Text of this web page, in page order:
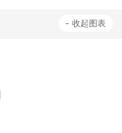
- 收起图表